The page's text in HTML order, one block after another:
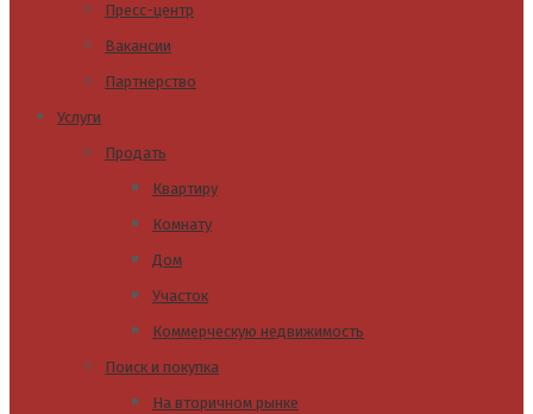
Пресс-центр
Вакансии
Партнерство
Услуги
Продать
Квартиру
Комнату
Дом
Участок
Коммерческую недвижимость
Поиск и покупка
На вторичном рынке